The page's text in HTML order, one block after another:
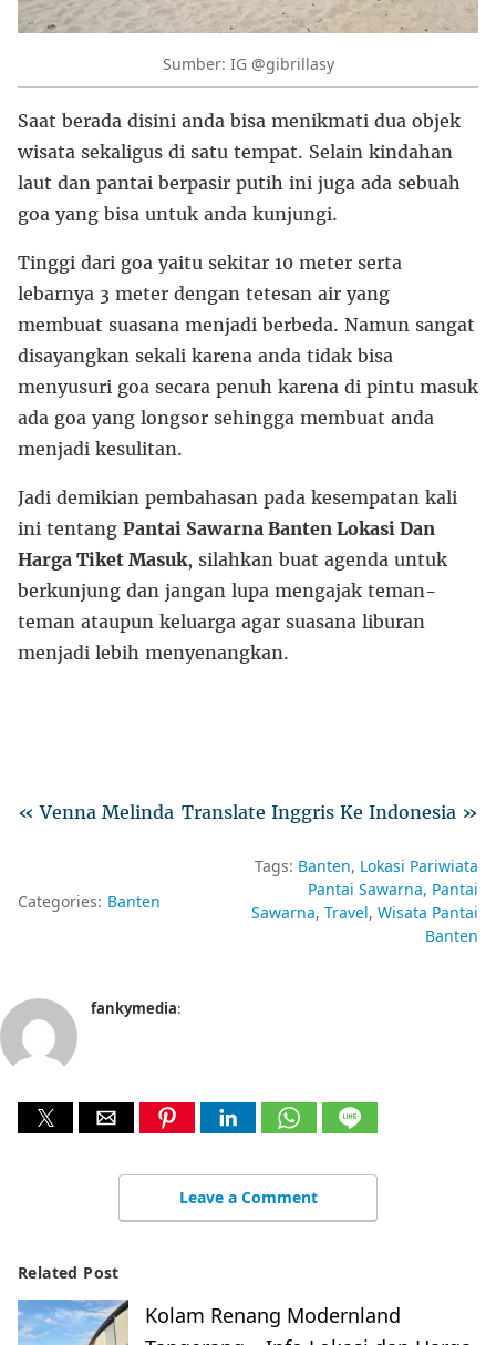
Sumber: IG @gibrillasy
Saat berada disini anda bisa menikmati dua objek
wisata sekaligus di satu tempat. Selain kindahan
laut dan pantai berpasir putih ini juga ada sebuah
goa yang bisa untuk anda kunjungi.
Tinggi dari goa yaitu sekitar 10 meter serta
lebarnya 3 meter dengan tetesan air yang
membuat suasana menjadi berbeda. Namun sangat
disayangkan sekali karena anda tidak bisa
menyusuri goa secara penuh karena di pintu masuk
ada goa yang longsor sehingga membuat anda
menjadi kesulitan.
Jadi demikian pembahasan pada kesempatan kali
ini tentang Pantai Sawarna Banten Lokasi Dan
Harga Tiket Masuk, silahkan buat agenda untuk
berkunjung dan jangan lupa mengajak teman-
teman ataupun keluarga agar suasana liburan
menjadi lebih menyenangkan.
Translate Inggris Ke Indonesia »
« Venna Melinda
Categories: Banten
Tags: Banten Lokasi Pariwiata
Pantai Sawarna Pantai
Sawarna Travel Wisata Pantai
Banten
fankymedia:
Leave a Comment
Related Post
Kolam Renang Modernland